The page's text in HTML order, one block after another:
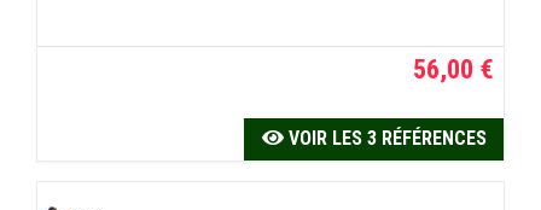
56,00 €
VOIR LES 3 RÉFÉRENCES